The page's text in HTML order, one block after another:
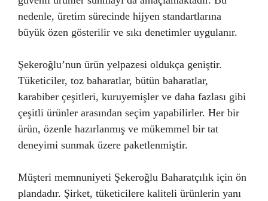
nedenle, üretim sürecinde hijyen standartlarına
büyük özen gösterilir ve sıkı denetimler uygulanır.
Şekeroğlu’nun ürün yelpazesi oldukça geniştir.
Tüketiciler, toz baharatlar, bütün baharatlar,
karabiber çeşitleri, kuruyemişler ve daha fazlası gibi
çeşitli ürünler arasından seçim yapabilirler. Her bir
ürün, özenle hazırlanmış ve mükemmel bir tat
deneyimi sunmak üzere paketlenmiştir.
Müşteri memnuniyeti Şekeroğlu Baharatçılık için ön
plandadır. Şirket, tüketicilere kaliteli ürünlerin yanı